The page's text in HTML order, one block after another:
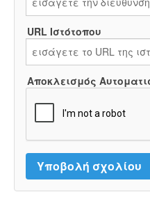
URL Ιστότοπου
Αποκλεισμός